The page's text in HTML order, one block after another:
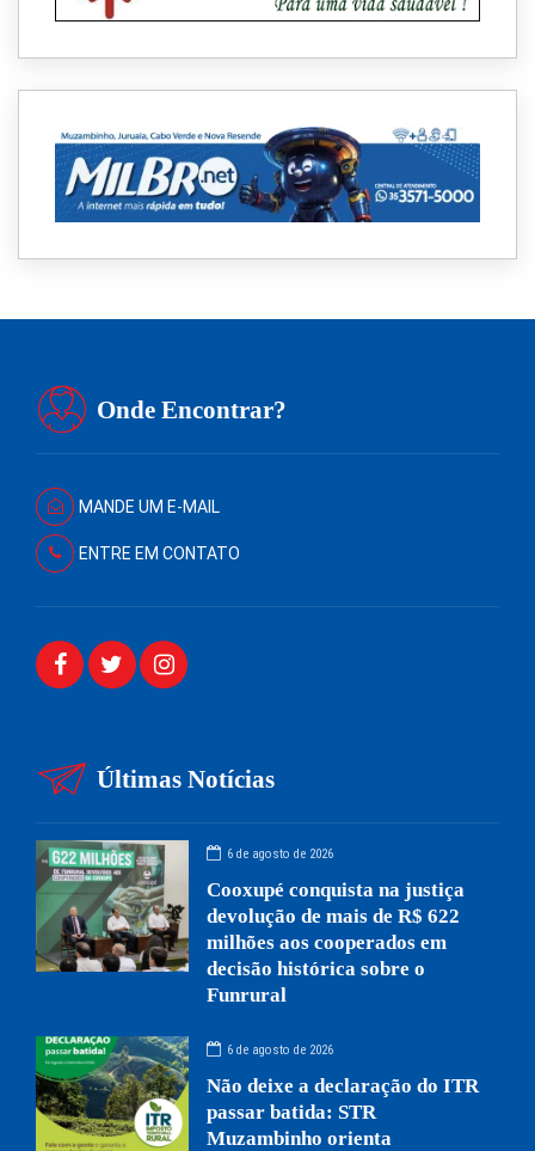
Onde Encontrar?
MANDE UM E-MAIL
ENTRE EM CONTATO
Últimas Notícias
6 de agosto de 2026
Cooxupé conquista na justiça
devolução de mais de R$ 622
milhões aos cooperados em
decisão histórica sobre o
Funrural
6 de agosto de 2026
Não deixe a declaração do ITR
passar batida: STR
Muzambinho orienta